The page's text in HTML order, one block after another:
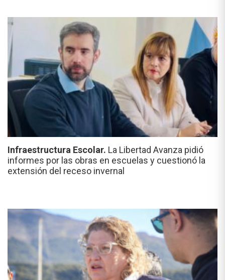
Infraestructura Escolar. La Libertad Avanza pidió
informes por las obras en escuelas y cuestionó la
extensión del receso invernal